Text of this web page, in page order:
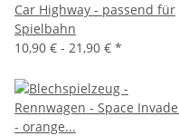
Car Highway - passend für
Spielbahn
10,90 € - 21,90 € *